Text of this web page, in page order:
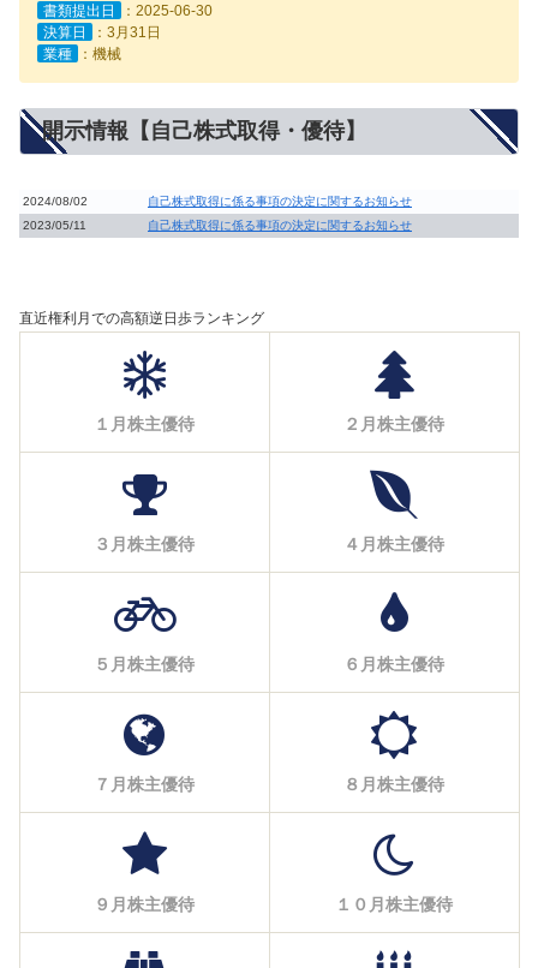
書類提出日
：2025-06-30
決算日
：3月31日
業種
：機械
開示情報【自己株式取得・優待】
2024/08/02
自己株式取得に係る事項の決定に関するお知らせ
2023/05/11
自己株式取得に係る事項の決定に関するお知らせ
直近権利月での高額逆日歩ランキング
１月株主優待 ２月株主優待
３月株主優待 ４月株主優待
５月株主優待 ６月株主優待
７月株主優待 ８月株主優待
９月株主優待 １０月株主優待